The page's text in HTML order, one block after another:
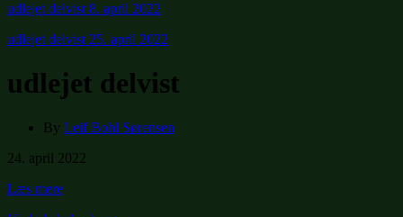
udlejet delvist 8. april 2022
udlejet delvist 25. april 2022
udlejet delvist
By Leif Bohl Sørensen
udlejet
24. april 2022
Læs mere